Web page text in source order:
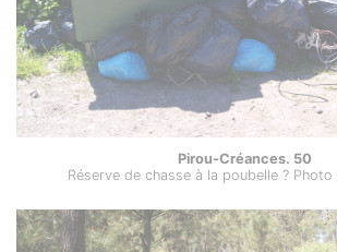
Pirou-Créances. 50
Réserve de chasse à la poubelle ? Photo